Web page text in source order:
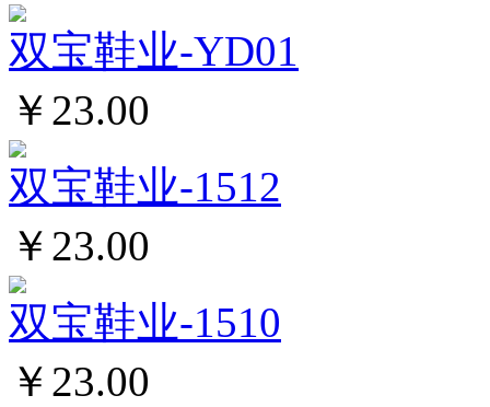
双宝鞋业-YD01
￥23.00
双宝鞋业-1512
￥23.00
双宝鞋业-1510
￥23.00